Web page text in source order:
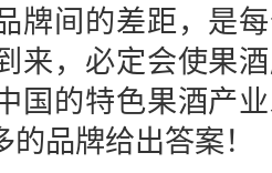
牌间的差距，是
来，必定会使果
国的特色果酒产
品牌给出答案！